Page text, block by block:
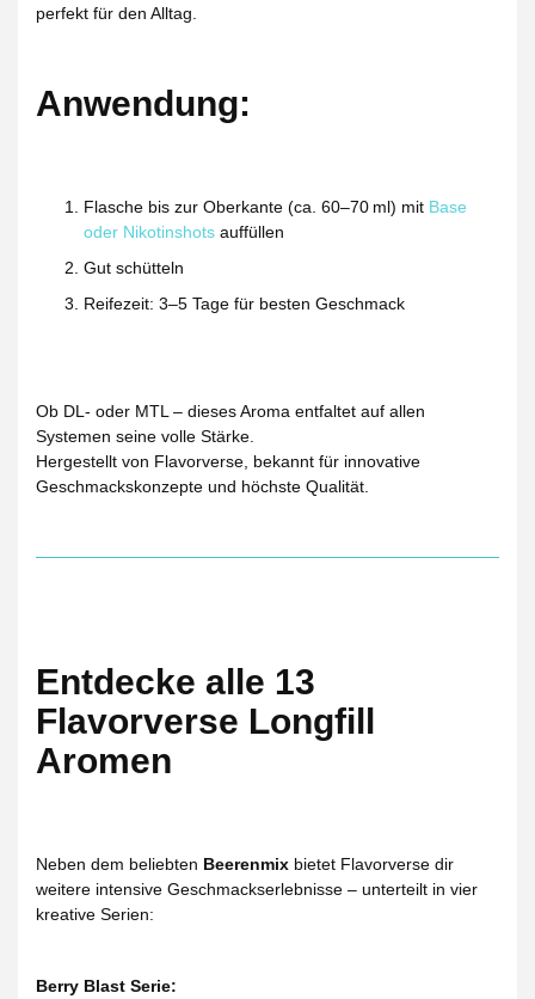
perfekt für den Alltag.
Anwendung:
Flasche bis zur Oberkante (ca. 60–70 ml) mit Base
oder Nikotinshots auffüllen
Gut schütteln
Reifezeit: 3–5 Tage für besten Geschmack
Ob DL- oder MTL – dieses Aroma entfaltet auf allen
Systemen seine volle Stärke.
Hergestellt von Flavorverse, bekannt für innovative
Geschmackskonzepte und höchste Qualität.
Entdecke alle 13
Flavorverse Longfill
Aromen
Neben dem beliebten Beerenmix bietet Flavorverse dir
weitere intensive Geschmackserlebnisse – unterteilt in vier
kreative Serien:
Berry Blast Serie: